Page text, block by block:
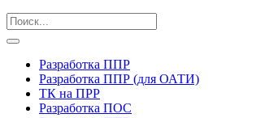
Разработка ППР
Разработка ППР (для ОАТИ)
ТК на ПРР
Разработка ПОС